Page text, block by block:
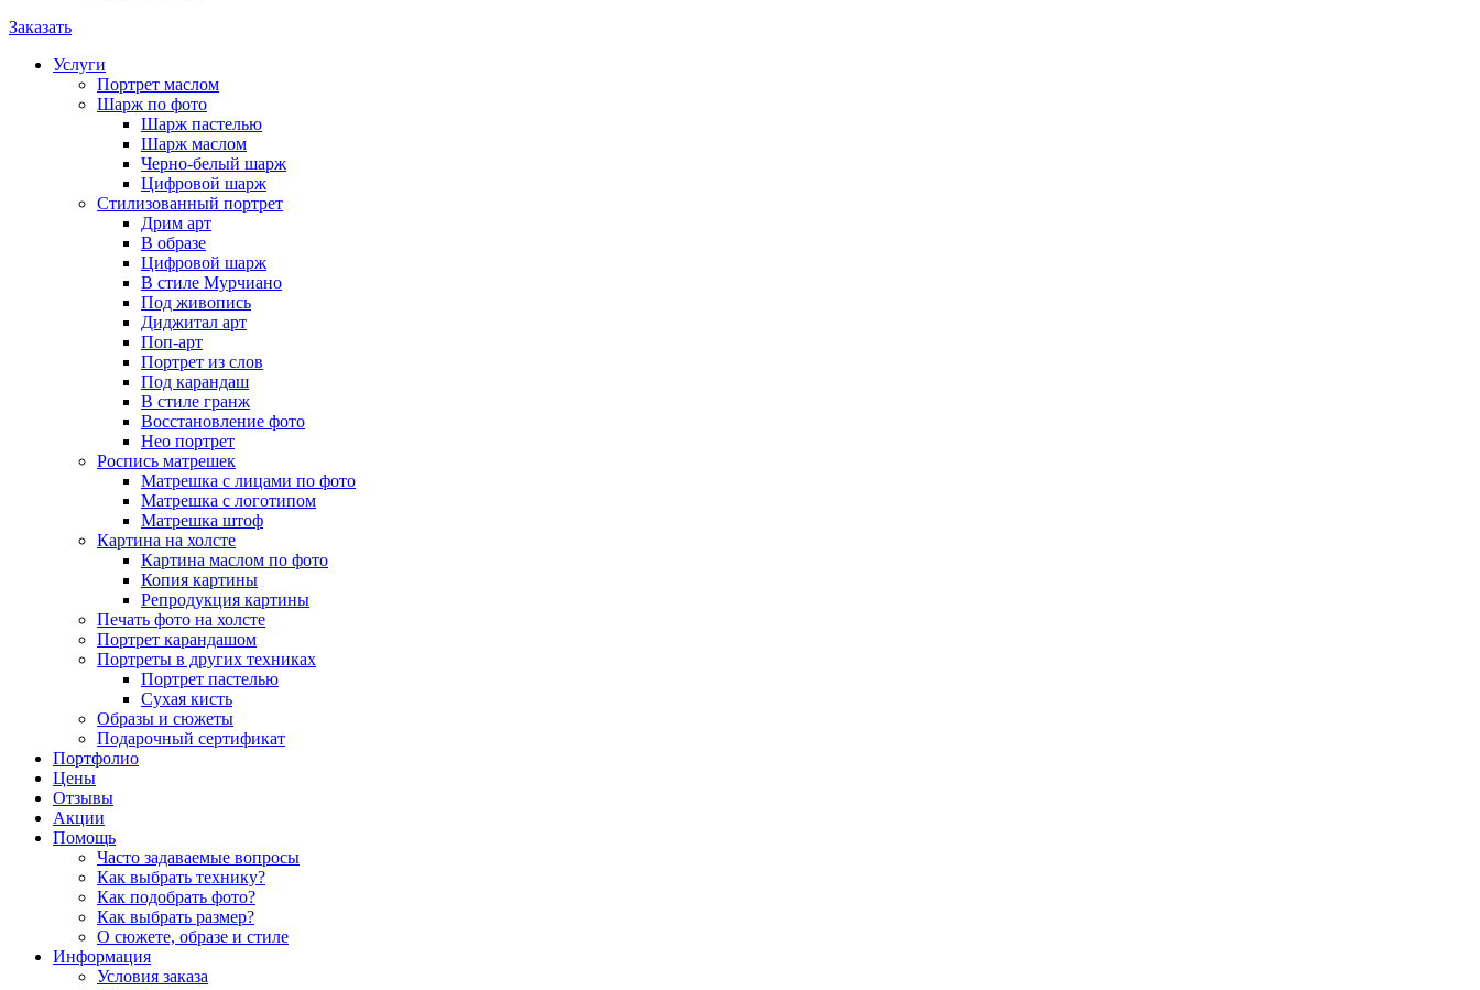
Заказать
Услуги
Портрет маслом
Шарж по фото
Шарж пастелью
Шарж маслом
Черно-белый шарж
Цифровой шарж
Стилизованный портрет
Дрим арт
В образе
Цифровой шарж
В стиле Мурчиано
Под живопись
Диджитал арт
Поп-арт
Портрет из слов
Под карандаш
В стиле гранж
Восстановление фото
Нео портрет
Роспись матрешек
Матрешка с лицами по фото
Матрешка с логотипом
Матрешка штоф
Картина на холсте
Картина маслом по фото
Копия картины
Репродукция картины
Печать фото на холсте
Портрет карандашом
Портреты в других техниках
Портрет пастелью
Сухая кисть
Образы и сюжеты
Подарочный сертификат
Портфолио
Цены
Отзывы
Акции
Помощь
Часто задаваемые вопросы
Как выбрать технику?
Как подобрать фото?
Как выбрать размер?
О сюжете, образе и стиле
Информация
Условия заказа